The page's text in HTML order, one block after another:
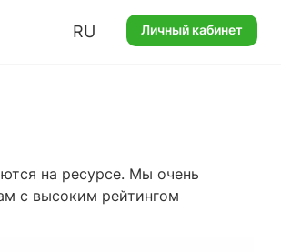
RU Личный кабинет
на ресурсе. Мы очень
с высоким рейтингом